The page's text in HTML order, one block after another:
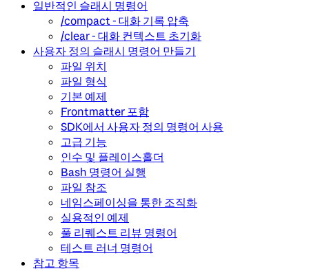
일반적인 슬래시 명령어
/compact - 대화 기록 압축
/clear - 대화 컨텍스트 초기화
사용자 정의 슬래시 명령어 만들기
파일 위치
파일 형식
기본 예제
Frontmatter 포함
SDK에서 사용자 정의 명령어 사용
고급 기능
인수 및 플레이스홀더
Bash 명령어 실행
파일 참조
네임스페이싱을 통한 조직화
실용적인 예제
풀 리퀘스트 리뷰 명령어
테스트 러너 명령어
참고 항목